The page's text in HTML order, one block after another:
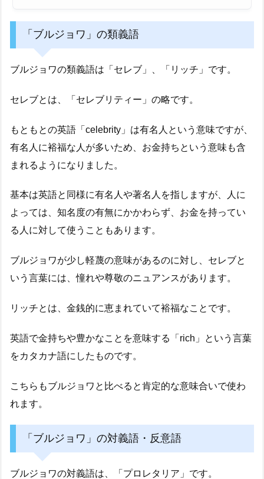
「ブルジョワ」の類義語
ブルジョワの類義語は「セレブ」、「リッチ」です。
セレブとは、「セレブリティー」の略です。
もともとの英語「celebrity」は有名人という意味ですが、
有名人に裕福な人が多いため、お金持ちという意味も含
まれるようになりました。
基本は英語と同様に有名人や著名人を指しますが、人に
よっては、知名度の有無にかかわらず、お金を持ってい
る人に対して使うこともあります。
ブルジョワが少し軽蔑の意味があるのに対し、セレブと
いう言葉には、憧れや尊敬のニュアンスがあります。
リッチとは、金銭的に恵まれていて裕福なことです。
英語で金持ちや豊かなことを意味する「rich」という言葉
をカタカナ語にしたものです。
こちらもブルジョワと比べると肯定的な意味合いで使わ
れます。
「ブルジョワ」の対義語・反意語
ブルジョワの対義語は、「プロレタリア」です。